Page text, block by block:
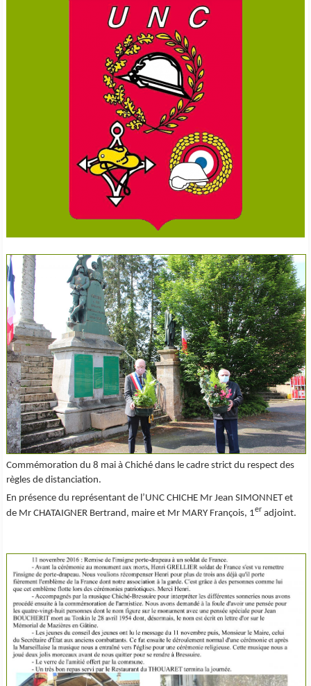
Commémoration du 8 mai à Chiché dans le cadre strict du respect des
règles de distanciation.
En présence du représentant de l’UNC CHICHE Mr Jean SIMONNET et
de Mr CHATAIGNER Bertrand, maire et Mr MARY François, 1er adjoint.